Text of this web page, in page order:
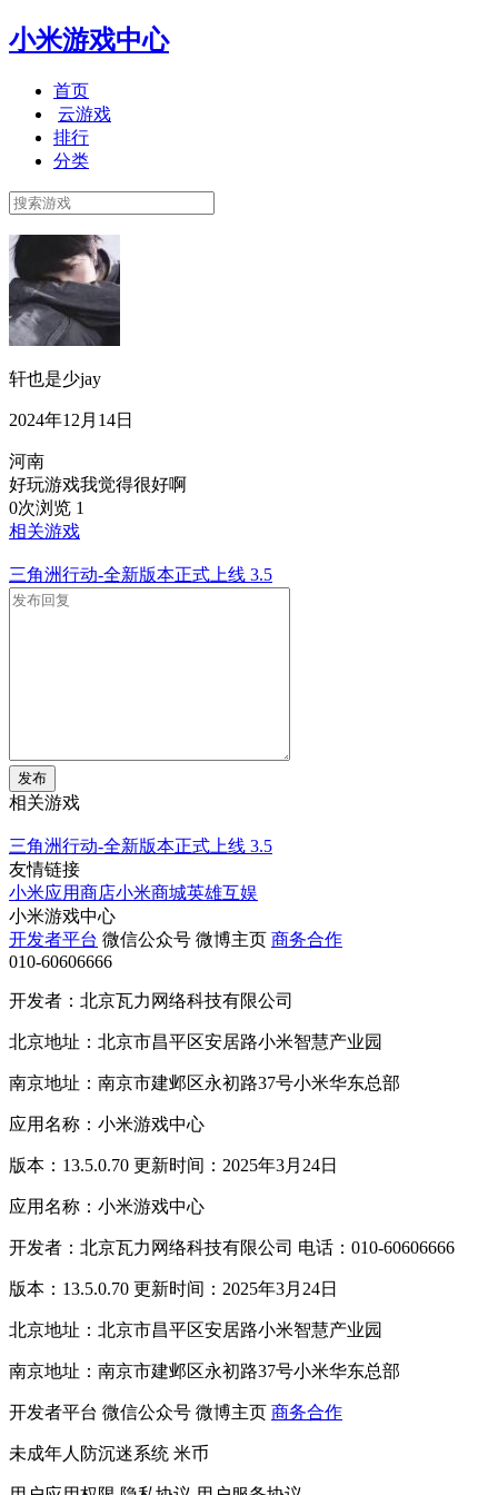
小米游戏中心
首页
云游戏
排行
分类
轩也是少jay
2024年12月14日
河南
好玩游戏我觉得很好啊
0次浏览 1
相关游戏
三角洲行动-全新版本正式上线 3.5
发布
相关游戏
三角洲行动-全新版本正式上线 3.5
友情链接
小米应用商店小米商城英雄互娱
小米游戏中心
开发者平台 微信公众号 微博主页 商务合作
010-60606666
开发者：北京瓦力网络科技有限公司
北京地址：北京市昌平区安居路小米智慧产业园
南京地址：南京市建邺区永初路37号小米华东总部
应用名称：小米游戏中心
版本：13.5.0.70 更新时间：2025年3月24日
应用名称：小米游戏中心
开发者：北京瓦力网络科技有限公司 电话：010-60606666
版本：13.5.0.70 更新时间：2025年3月24日
北京地址：北京市昌平区安居路小米智慧产业园
南京地址：南京市建邺区永初路37号小米华东总部
开发者平台 微信公众号 微博主页 商务合作
未成年人防沉迷系统 米币